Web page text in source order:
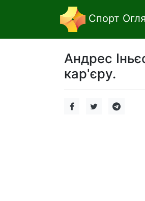
Спорт
Андрес
кар'єру.